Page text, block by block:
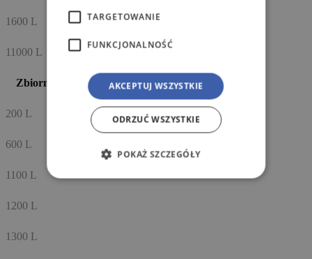
1600 L
11000 L
Zbiorniki na olej opałowy
200 L
600 L
1100 L
1200 L
1300 L
TARGETOWANIE
FUNKCJONALNOŚĆ
AKCEPTUJ WSZYSTKIE
ODRZUĆ WSZYSTKIE
POKAŻ SZCZEGÓŁY